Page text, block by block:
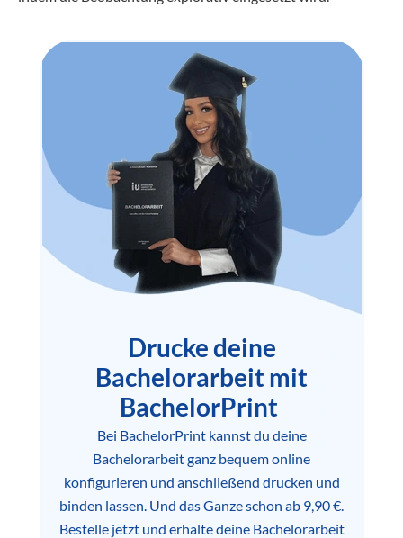
Drucke deine
Bachelorarbeit mit
BachelorPrint
Bei BachelorPrint kannst du deine
Bachelorarbeit ganz bequem online
konfigurieren und anschließend drucken und
binden lassen. Und das Ganze schon ab 9,90 €.
Bestelle jetzt und erhalte deine Bachelorarbeit